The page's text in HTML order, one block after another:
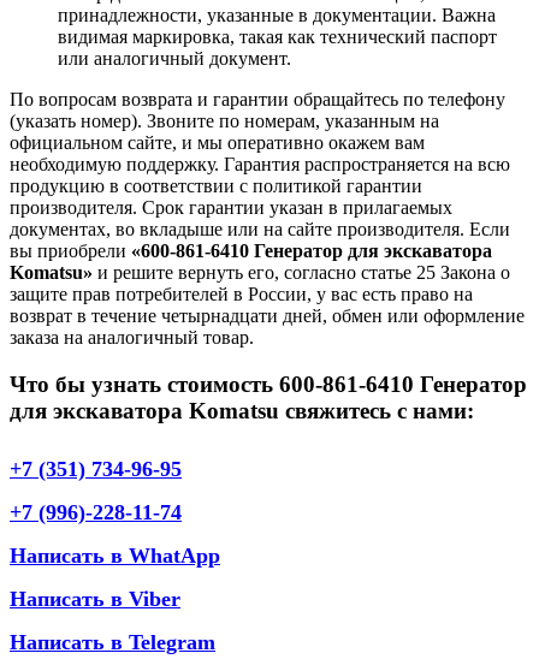
принадлежности, указанные в документации. Важна
видимая маркировка, такая как технический паспорт
или аналогичный документ.
По вопросам возврата и гарантии обращайтесь по телефону
(указать номер). Звоните по номерам, указанным на
официальном сайте, и мы оперативно окажем вам
необходимую поддержку. Гарантия распространяется на всю
продукцию в соответствии с политикой гарантии
производителя. Срок гарантии указан в прилагаемых
документах, во вкладыше или на сайте производителя. Если
вы приобрели «600-861-6410 Генератор для экскаватора
Komatsu» и решите вернуть его, согласно статье 25 Закона о
защите прав потребителей в России, у вас есть право на
возврат в течение четырнадцати дней, обмен или оформление
заказа на аналогичный товар.
Что бы узнать стоимость 600-861-6410 Генератор
для экскаватора Komatsu свяжитесь с нами:
+7 (351) 734-96-95
+7 (996)-228-11-74
Написать в WhatApp
Написать в Viber
Написать в Telegram